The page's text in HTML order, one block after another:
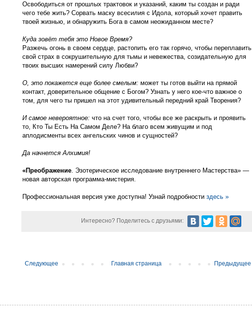
Освободиться от прошлых трактовок и указаний, каким ты создан и ради
чего тебе жить? Сорвать маску всесилия с Идола, который хочет править
твоей жизнью, и обнаружить Бога в самом неожиданном месте?
Куда зовёт тебя это Новое Время?
Разжечь огонь в своем сердце, растопить его так горячо, чтобы переплавить
свой страх в сокрушительную для тьмы и невежества, созидательную для
твоих высших намерений силу Любви?
О, это покажется еще более смелым: может ты готов выйти на прямой
контакт, доверительное общение с Богом? Узнать у него кое-что важное о
том, для чего ты пришел на этот удивительный передний край Творения?
И самое невероятное: что на счет того, чтобы все же раскрыть и проявить
то, Кто Ты Есть На Самом Деле? На благо всем живущим и под
аплодисменты всех ангельских чинов и сущностей?
Да начнется Алхимия!
«Преображение . Эзотерическое исследование внутреннего Мастерства» —
новая авторская программа-мистерия.
Профессиональная версия уже доступна! Узнай подробности здесь »
Интересно? Поделитесь с друзьями:
Следующее Предыдущее
Главная страница